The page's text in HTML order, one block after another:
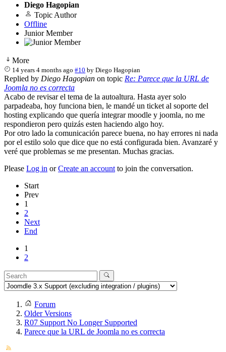
Diego Hagopian
Topic Author
Offline
Junior Member
More
14 years 4 months ago #10 byDiego Hagopian
Replied by Diego Hagopian on topic Re: Parece que la URL de
Joomla no es correcta
Acabo de revisar el tema de la autoaltura. Hasta ayer solo
parpadeaba, hoy funciona bien, le mandé un ticket al soporte del
hosting explicando que quería integrar moodle y joomla, no me
respondieron pero quizás esten haciendo algo hoy.
Por otro lado la comunicación parece buena, no hay errores ni nada
por el estilo solo que dice que no está configurada bien. Avanzaré y
veré que problemas se me presentan. Muchas gracias.
Please Log in orCreate an account to join the conversation.
Start
Prev
1
2
Next
End
1
2
Forum
Older Versions
R07 Support No Longer Supported
Parece que la URL de Joomla no es correcta